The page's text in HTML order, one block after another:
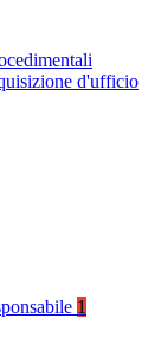
d'ufficio
1